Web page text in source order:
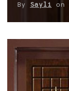
By Sayli on